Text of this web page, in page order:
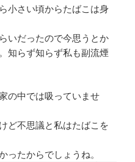
小さい頃からたばこは身
いだったので今思うとか
知らず知らず私も副流煙
の中では吸っていませ
ど不思議と私はたばこを
ったからでしょうね。